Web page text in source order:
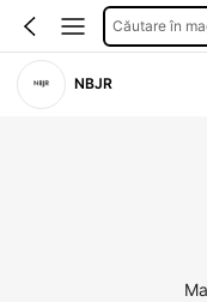
Căutare în
NBJR